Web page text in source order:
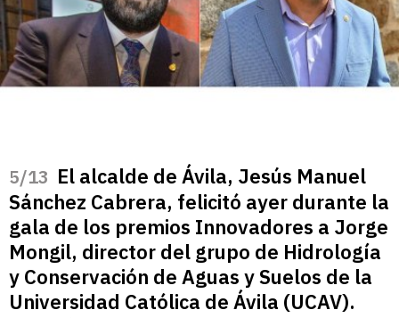
/13 El alcalde de Ávila, Jesús Manuel
Sánchez Cabrera, felicitó ayer durante la
gala de los premios Innovadores a Jorge
Mongil, director del grupo de Hidrología
y Conservación de Aguas y Suelos de la
Universidad Católica de Ávila (UCAV).